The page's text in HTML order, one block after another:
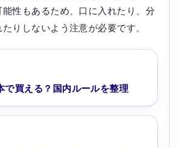
能性もあるため、口に入れたり、分
りしないよう注意が必要です。
で買える？国内ルールを整理